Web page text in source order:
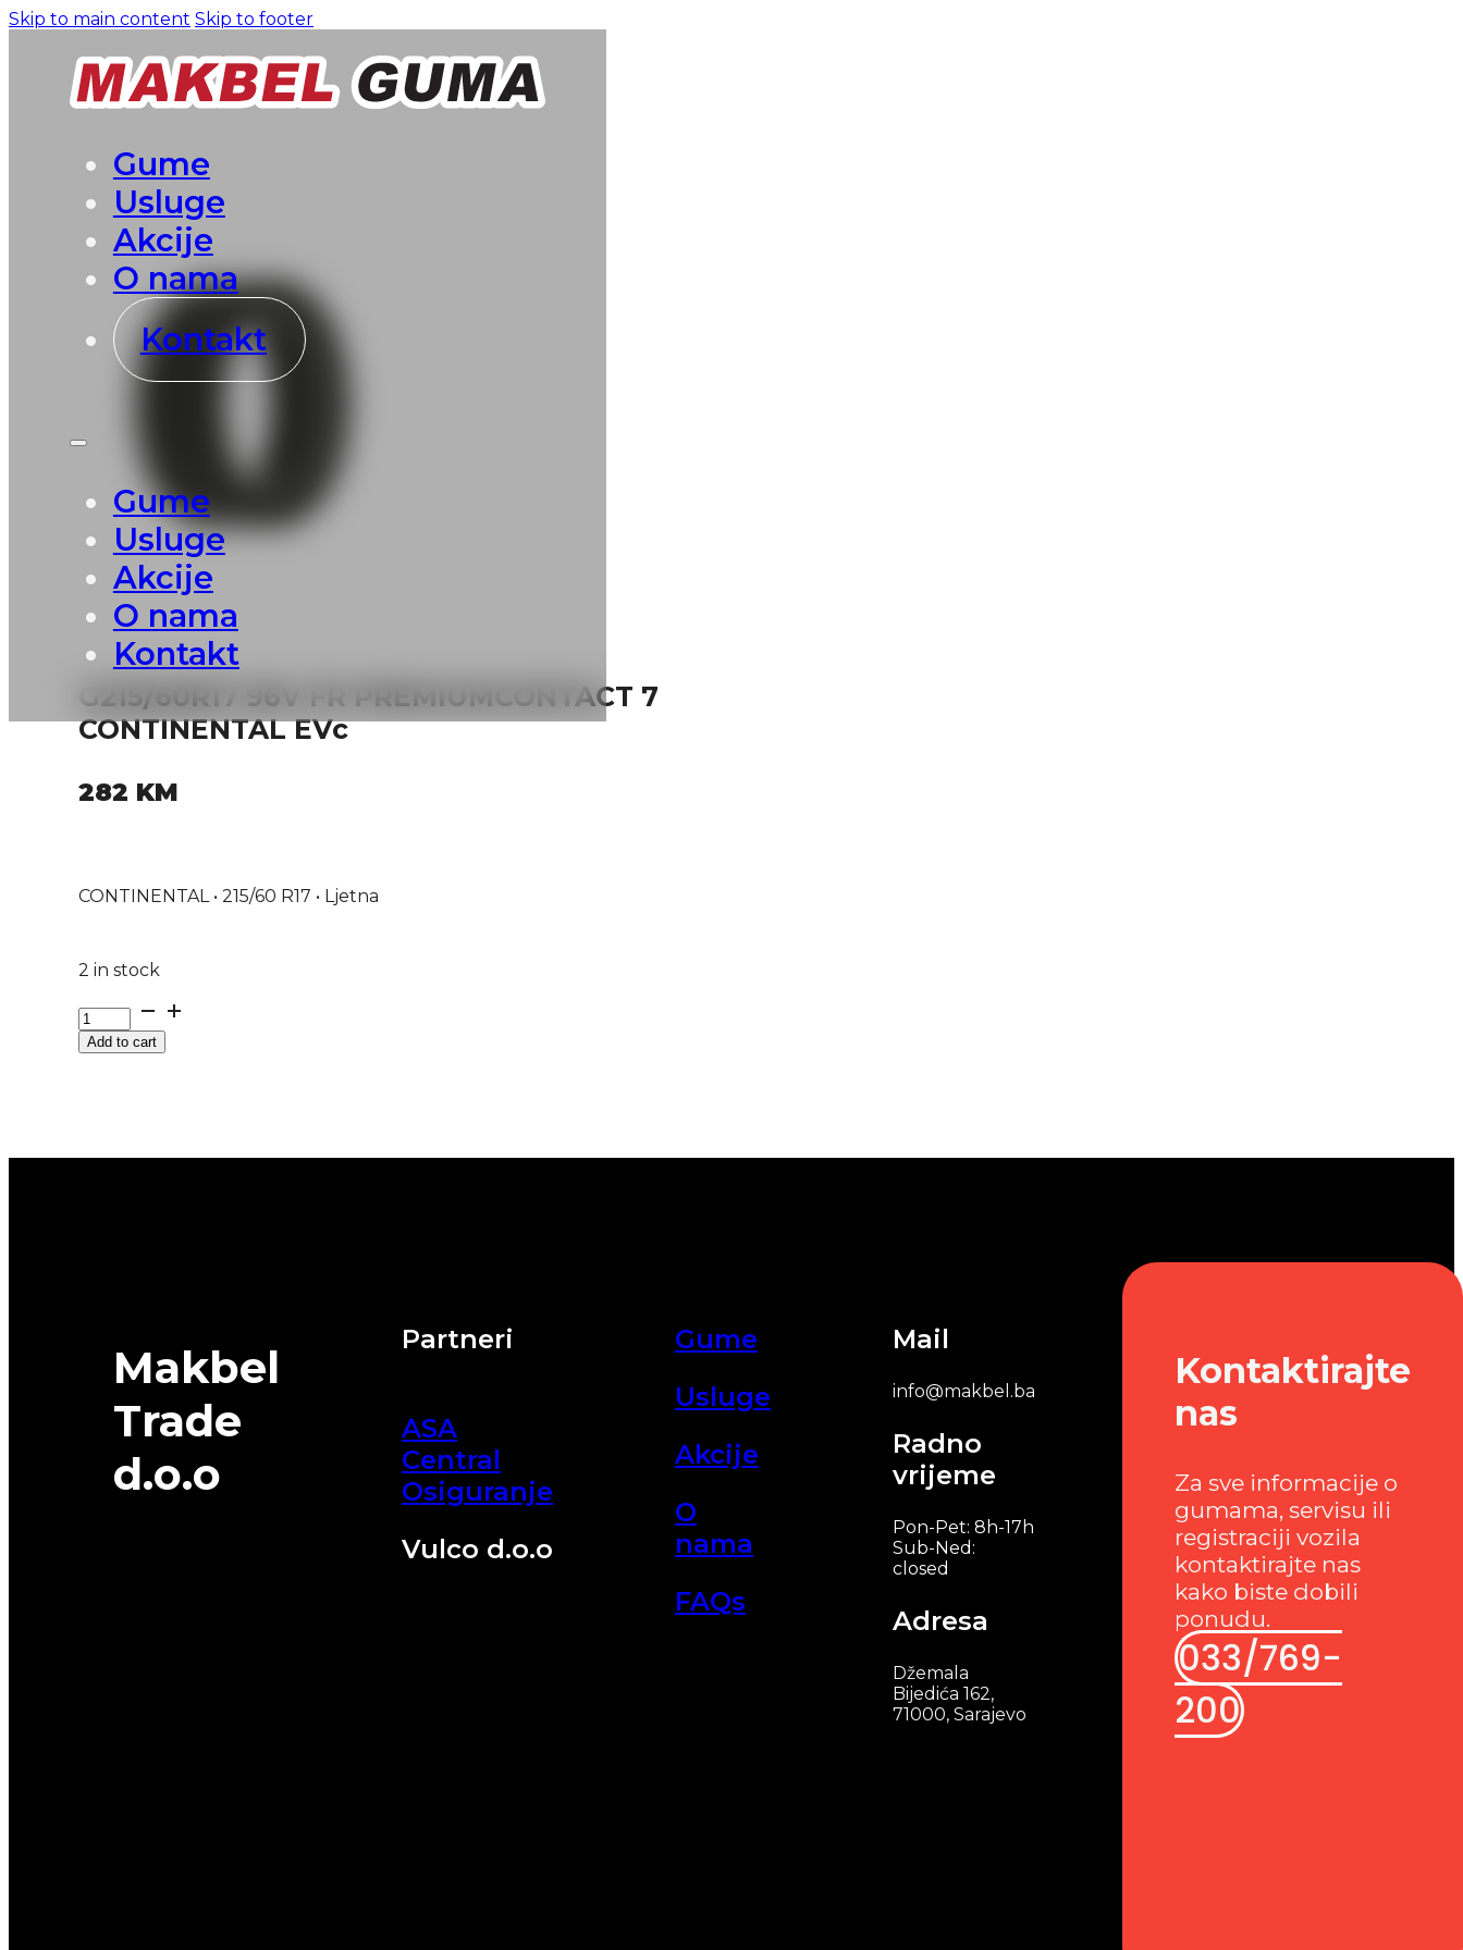
Skip to main content Skip to footer
Gume
Usluge
Akcije
O nama
Kontakt
Gume
Usluge
Akcije
O nama
Kontakt
G215/60R17 96V FR PREMIUMCONTACT 7
CONTINENTAL EVc
282 KM
CONTINENTAL • 215/60 R17 • Ljetna
2 in stock
G215/60R17
96V
FR
Add to cart
Makbel
Trade
d.o.o
Partneri
ASA
Central
Osiguranje
Vulco d.o.o
Gume
Usluge
Akcije
O
nama
FAQs
Mail
info@makbel.ba
Radno
vrijeme
Pon-Pet: 8h-17h
Sub-Ned:
closed
Adresa
Džemala
Bijedića 162,
71000, Sarajevo
Kontaktirajte
nas
Za sve informacije o
gumama, servisu ili
registraciji vozila
kontaktirajte nas
kako biste dobili
ponudu.
033/769-
200